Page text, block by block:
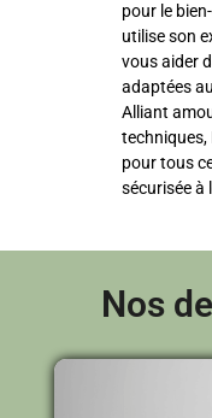
pour le
utilise son
vous aider
adaptées
Alliant
techniques,
pour tous
sécurisée à
Nos